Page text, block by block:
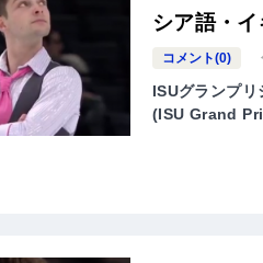
シア語・
コメント(0)
ISUグランプ
(ISU Grand